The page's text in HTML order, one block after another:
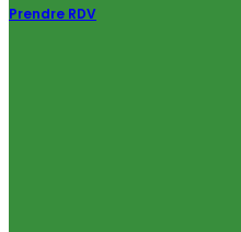
Prendre RDV